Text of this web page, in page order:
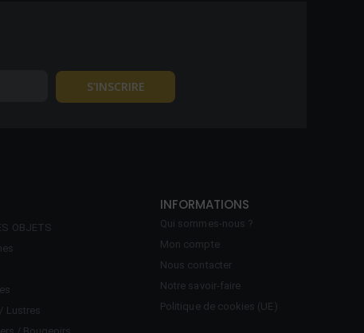
OBJETS
Lustres
INFORMATIONS
Qui sommes-nous ?
Mon compte
Nous contacter
Notre savoir-faire
Politique de cookies (UE)